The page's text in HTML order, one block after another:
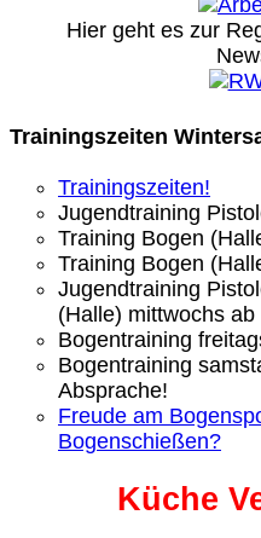
Hier geht es zur
Trainingszeiten
Trainingszeiten!
Jugendtraining
Training Bogen
Training Bogen
Jugendtraining
(Halle) mittwochs ab
Bogentraining
Bogentraining
Absprache!
Freude am
Bogenschießen?
Küche